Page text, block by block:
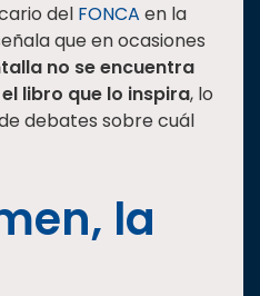
del FONCA en la
que en ocasiones
no se encuentra
libro que lo inspira, lo
debates sobre cuál
la